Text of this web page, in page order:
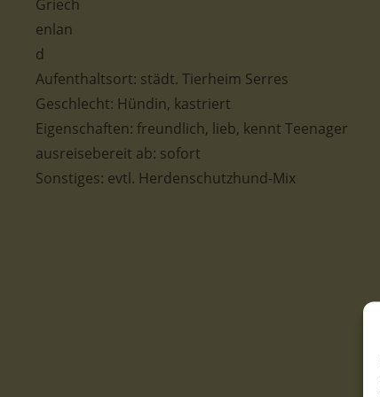
Aufenthaltsort: städt. Tierheim Serres
Geschlecht: Hündin, kastriert
Eigenschaften: freundlich, lieb, kennt Teenager
ausreisebereit ab: sofort
Sonstiges: evtl. Herdenschutzhund-Mix